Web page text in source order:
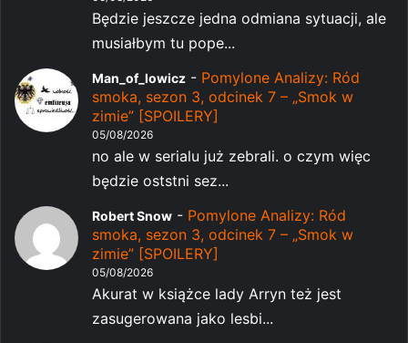
Będzie jeszcze jedna odmiana sytuacji, ale
musiałbym tu pope...
Man_of_lowicz - Pomylone Analizy: Ród
smoka, sezon 3, odcinek 7 – „Smok w
zimie” [SPOILERY]
05/08/2026
no ale w serialu już zebrali. o czym więc
będzie oststni sez...
Robert Snow - Pomylone Analizy: Ród
smoka, sezon 3, odcinek 7 – „Smok w
zimie” [SPOILERY]
05/08/2026
Akurat w książce lady Arryn też jest
zasugerowana jako lesbi...